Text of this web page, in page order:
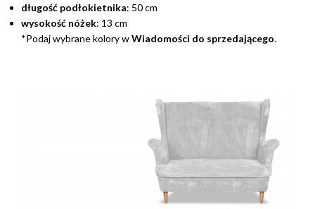
długość podłokietnika: 50 cm
wysokość nóżek: 13 cm
*Podaj wybrane kolory wWiadomości do sprzedającego.